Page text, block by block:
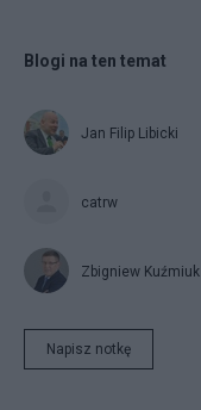
Blogi na ten temat
Jan Filip Libicki
catrw
Zbigniew Kuźmiuk
Napisz notkę